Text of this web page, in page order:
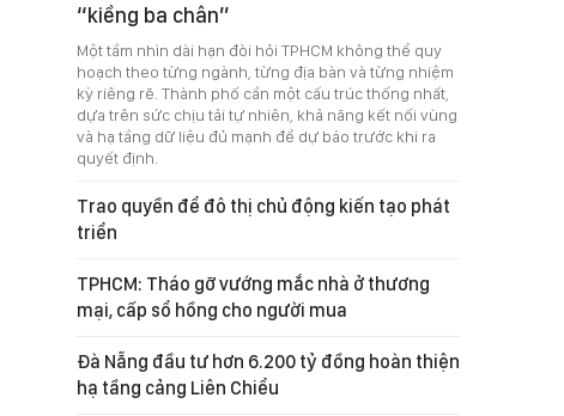
“kiềng ba chân”
Một tầm nhìn dài hạn đòi hỏi TPHCM không thể quy
hoạch theo từng ngành, từng địa bàn và từng nhiệm
kỳ riêng rẽ. Thành phố cần một cấu trúc thống nhất,
dựa trên sức chịu tải tự nhiên, khả năng kết nối vùng
và hạ tầng dữ liệu đủ mạnh để dự báo trước khi ra
quyết định.
Trao quyền để đô thị chủ động kiến tạo phát
triển
TPHCM: Tháo gỡ vướng mắc nhà ở thương
mại, cấp sổ hồng cho người mua
Đà Nẵng đầu tư hơn 6.200 tỷ đồng hoàn thiện
hạ tầng cảng Liên Chiểu